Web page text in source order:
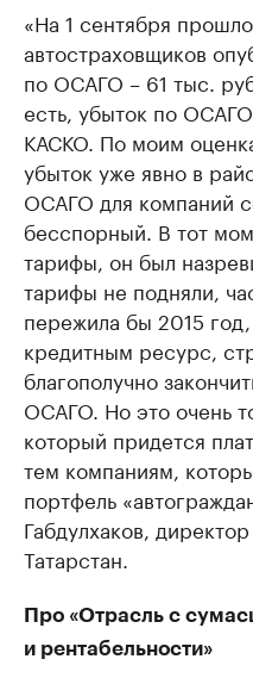
«На 1 сентября
автостраховщиков
по ОСАГО – 61 тыс.
есть, убыток по
КАСКО. По моим
убыток уже явно в
ОСАГО для компаний
бесспорный. В тот
тарифы, он был
тарифы не подняли,
пережила бы 2015
кредитным ресурс,
благополучно
ОСАГО. Но это очень
который придется
тем компаниям,
портфель
Габдулхаков,
Татарстан.
Про «Отрасль с
и рентабельности»